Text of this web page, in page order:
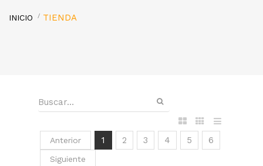
INICIO TIENDA
Anterior 1 2 3 4 5 6
Siguiente